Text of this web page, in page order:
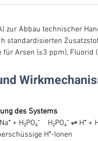
zur Abbau technischer
standardisierten
Arsen (≤3 ppm), Fluorid
des Systems
H₂PO₄⁻ H₂PO₄⁻ ⇌ H⁺ +
H⁺-Ionen